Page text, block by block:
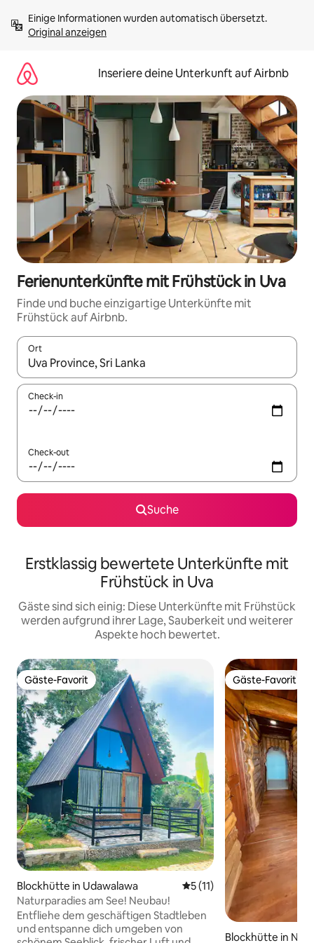
Inhalten
springenOriginal anzeigen
Inseriere deine Unterkunft auf Airbnb
Ferienunterkünfte mit Frühstück in Uva
Finde und buche einzigartige Unterkünfte mit
Frühstück auf Airbnb.
Ort
Wenn Ergebnisse verfügbar sind, navigiere mit den
Check-in
Check-out
Suche
Erstklassig bewertete Unterkünfte mit
Frühstück in Uva
Gäste sind sich einig: Diese Unterkünfte mit Frühstück
werden aufgrund ihrer Lage, Sauberkeit und weiterer
Aspekte hoch bewertet.
Gäste-Favorit
Gäste-Favorit
Blockhütte in Udawalawa Durchschnittliche
5 (11)
Naturparadies am See! Neubau!
Entfliehe dem geschäftigen Stadtleben
und entspanne dich umgeben von
Gäste-Favorit
Gäste-Favorit
Blockhütte in